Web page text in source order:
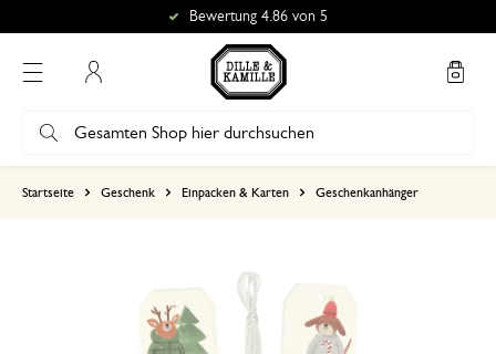
Bewertung 4.86 von 5
Startseite Geschenk Einpacken & Karten Geschenkanhänger
5
1